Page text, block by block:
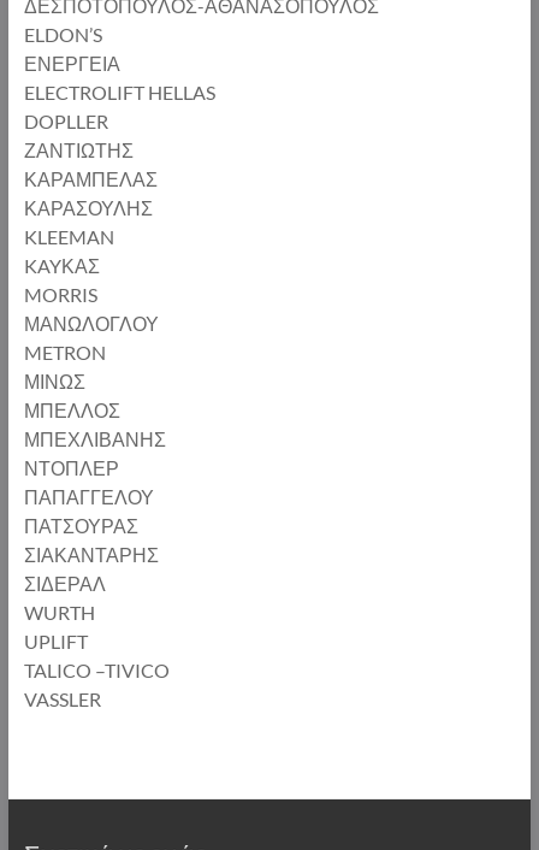
εταιρία
με
εικοσάχρονη,
συνεχή
και
συνεπή
παρουσία
στον
χώρο
των
ανελκυστήρων.
Δραστηριοποιείται
στις
εγκαταστάσεις,
συντηρήσεις
και
επισκευές
ανελκυστήρων.
ΔΕΣΠΟΤΟΠΟΥΛΟΣ-ΑΘΑΝΑΣΟΠΟΥΛΟΣ
ELDON’S
ΕΝΕΡΓΕΙΑ
ELECTROLIFT HELLAS
DOPLLER
ΖΑΝΤΙΩΤΗΣ
ΚΑΡΑΜΠΕΛΑΣ
ΚΑΡΑΣΟΥΛΗΣ
KLEEMAN
KAYΚΑΣ
MORRIS
ΜΑΝΩΛΟΓΛΟΥ
METRON
ΜΙΝΩΣ
ΜΠΕΛΛΟΣ
ΜΠΕΧΛΙΒΑΝΗΣ
ΝΤΟΠΛΕΡ
ΠΑΠΑΓΓΕΛΟΥ
ΠΑΤΣΟΥΡΑΣ
ΣΙΑΚΑΝΤΑΡΗΣ
ΣΙΔΕΡΑΛ
WURTH
UPLIFT
TALICO –TIVICO
VASSLER